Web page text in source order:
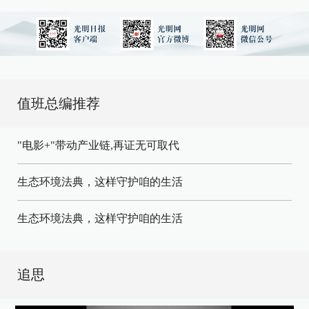
值班总编推荐
"电影+"带动产业链,再证无可取代
生态环境法典，这样守护咱的生活
生态环境法典，这样守护咱的生活
追思